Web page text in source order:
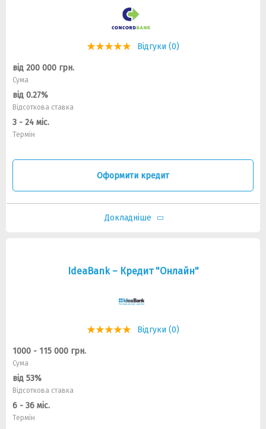
Відгуки (0)
від 200 000 грн.
Сума
від 0.27%
Відсоткова ставка
3 - 24 міс.
Термін
Оформити кредит
Докладніше
IdeaBank – Кредит "Онлайн"
Відгуки (0)
1000 - 115 000 грн.
Сума
від 53%
Відсоткова ставка
6 - 36 міс.
Термін